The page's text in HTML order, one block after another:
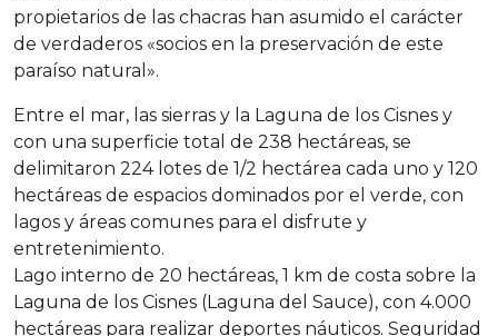
propietarios de las chacras han asumido el carácter
de verdaderos «socios en la preservación de este
paraíso natural».
Entre el mar, las sierras y la Laguna de los Cisnes y
con una superficie total de 238 hectáreas, se
delimitaron 224 lotes de 1/2 hectárea cada uno y 120
hectáreas de espacios dominados por el verde, con
lagos y áreas comunes para el disfrute y
entretenimiento.
Lago interno de 20 hectáreas, 1 km de costa sobre la
Laguna de los Cisnes (Laguna del Sauce), con 4.000
hectáreas para realizar deportes náuticos. Seguridad